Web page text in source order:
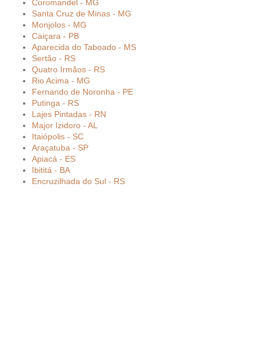
Coromandel - MG
Santa Cruz de Minas - MG
Monjolos - MG
Caiçara - PB
Aparecida do Taboado - MS
Sertão - RS
Quatro Irmãos - RS
Rio Acima - MG
Fernando de Noronha - PE
Putinga - RS
Lajes Pintadas - RN
Major Izidoro - AL
Itaiópolis - SC
Araçatuba - SP
Apiacá - ES
Ibititá - BA
Encruzilhada do Sul - RS